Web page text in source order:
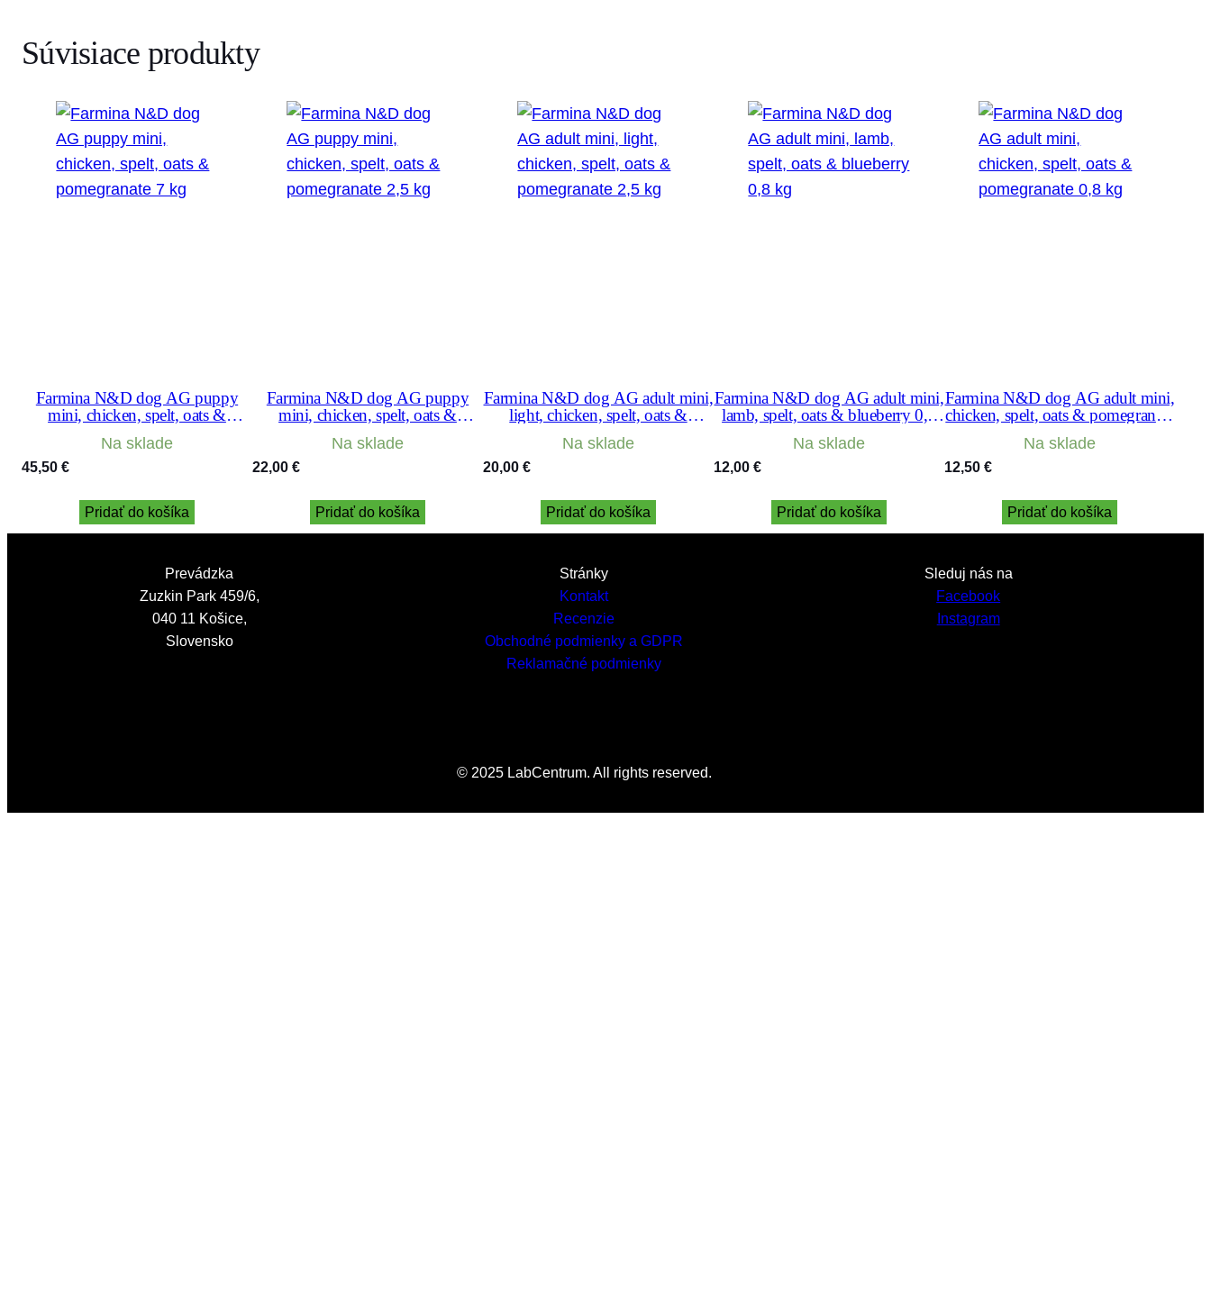
Súvisiace produkty
Farmina N&D dog AG puppy
mini, chicken, spelt, oats &
Na sklade
45,50 €
Pridať do košíka
Farmina N&D dog AG puppy
mini, chicken, spelt, oats &
Na sklade
22,00 €
Pridať do košíka
Farmina N&D dog AG adult mini,
light, chicken, spelt, oats &
Na sklade
20,00 €
Pridať do košíka
Farmina N&D dog AG adult mini,
lamb, spelt, oats & blueberry 0,8
Na sklade
12,00 €
Pridať do košíka
Farmina N&D dog AG adult mini,
chicken, spelt, oats & pomegranate
Na sklade
12,50 €
Pridať do košíka
Prevádzka
Zuzkin Park 459/6,
040 11 Košice,
Slovensko
Stránky
Kontakt
Recenzie
Obchodné podmienky a GDPR
Reklamačné podmienky
Sleduj nás na
Facebook
Instagram
© 2025 LabCentrum. All rights reserved.